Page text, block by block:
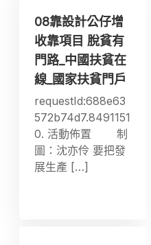
08靠設計公仔增
收靠項目 脫貧有
門路_中國扶貧在
線_國家扶貧門戶
requestId:688e63
572b74d7.8491151
0. 活動佈置 制
圖：沈亦伶 要把發
展生產 […]